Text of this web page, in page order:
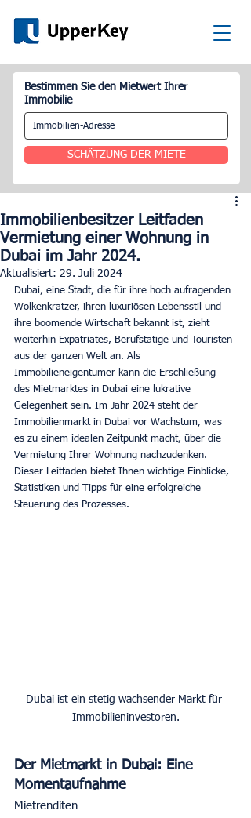
Bestimmen Sie den Mietwert Ihrer
Immobilie
SCHÄTZUNG DER MIETE
Immobilienbesitzer Leitfaden
Vermietung einer Wohnung in
Dubai im Jahr 2024.
Aktualisiert: 29. Juli 2024
Dubai, eine Stadt, die für ihre hoch aufragenden
Wolkenkratzer, ihren luxuriösen Lebensstil und
ihre boomende Wirtschaft bekannt ist, zieht
weiterhin Expatriates, Berufstätige und Touristen
aus der ganzen Welt an. Als
Immobilieneigentümer kann die Erschließung
des Mietmarktes in Dubai eine lukrative
Gelegenheit sein. Im Jahr 2024 steht der
Immobilienmarkt in Dubai vor Wachstum, was
es zu einem idealen Zeitpunkt macht, über die
Vermietung Ihrer Wohnung nachzudenken.
Dieser Leitfaden bietet Ihnen wichtige Einblicke,
Statistiken und Tipps für eine erfolgreiche
Steuerung des Prozesses.
Dubai ist ein stetig wachsender Markt für
Immobilieninvestoren.
Der Mietmarkt in Dubai: Eine
Momentaufnahme
Mietrenditen